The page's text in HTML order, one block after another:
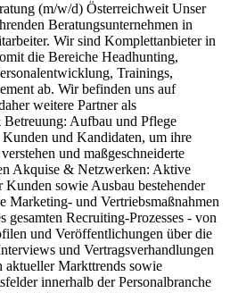
(m/w/d) Österreichweit Unser
Beratungsunternehmen in
Wir sind Komplettanbieter in
die Bereiche Headhunting,
Trainings,
ab. Wir befinden uns auf
weitere Partner als
Aufbau und Pflege
und Kandidaten, um ihre
und maßgeschneiderte
Akquise & Netzwerken: Aktive
sowie Ausbau bestehender
Marketing- und Vertriebsmaßnahmen
Recruiting-Prozesses - von
und Veröffentlichungen über die
und Vertragsverhandlungen
Markttrends sowie
innerhalb der Personalbranche